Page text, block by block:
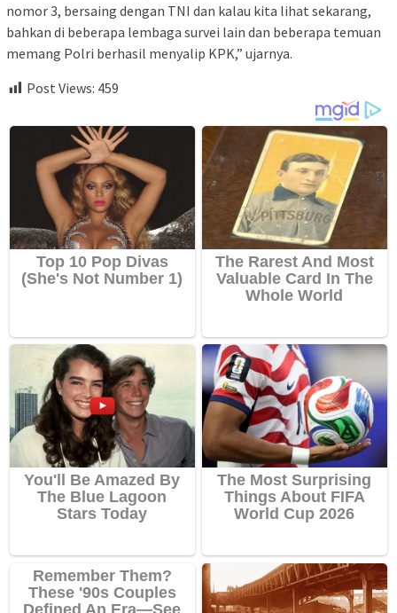
nomor 3, bersaing dengan TNI dan kalau kita lihat sekarang,
bahkan di beberapa lembaga survei lain dan beberapa temuan
memang Polri berhasil menyalip KPK,” ujarnya.
Post Views: 459